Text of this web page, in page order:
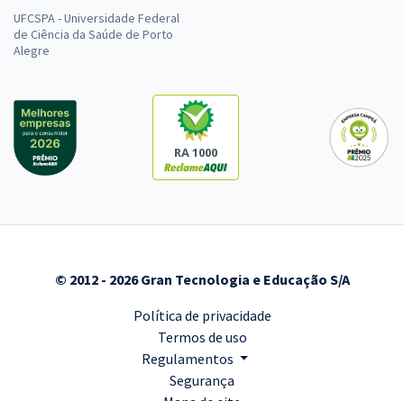
UFCSPA - Universidade Federal
de Ciência da Saúde de Porto
Alegre
RA 1000
© 2012 - 2026 Gran Tecnologia e Educação S/A
Política de privacidade
Termos de uso
Regulamentos
Segurança